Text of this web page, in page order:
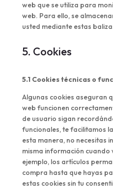
web que se utiliza para
web. Para ello, se
usted mediante estas
5. Cookies
5.1 Cookies técnicas o
Algunas cookies aseguran
web funcionen
de usuario sigan
funcionales, te facilitamos
esta manera, no necesitas
misma información cuando
ejemplo, los artículos
compra hasta que hayas
estas cookies sin tu